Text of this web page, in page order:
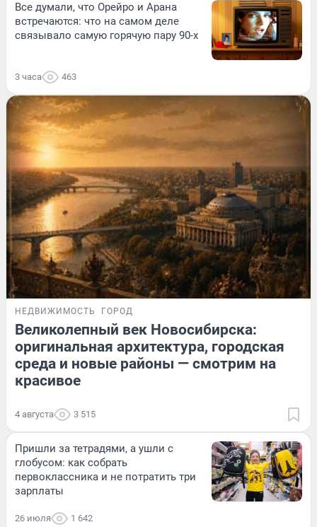
Все думали, что Орейро и Арана
встречаются: что на самом деле
связывало самую горячую пару 90-х
3 часа 463
НЕДВИЖИМОСТЬ ГОРОД
Великолепный век Новосибирска:
оригинальная архитектура, городская
среда и новые районы — смотрим на
красивое
4 августа 3 515
Пришли за тетрадями, а ушли с
глобусом: как собрать
первоклассника и не потратить три
зарплаты
26 июля 1 642